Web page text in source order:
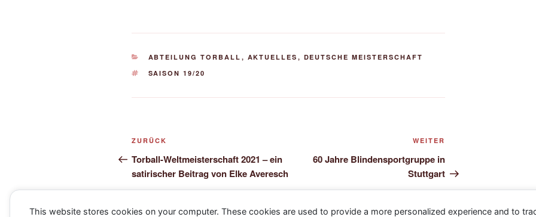
KATEGORIEN
ABTEILUNG TORBALL , AKTUELLES , DEUTSCHE MEISTERSCHAFT
SCHLAGWÖRTER
SAISON 19/20
Beitragsnavigation
Vorheriger
Beitrag
ZURÜCK
Torball-Weltmeisterschaft 2021 – ein
satirischer Beitrag von Elke Averesch
Beitrag
WEITER
60 Jahre Blindensportgruppe in
Stuttgart
This website stores cookies on your computer. These cookies are used to provide a more personalized experience and to